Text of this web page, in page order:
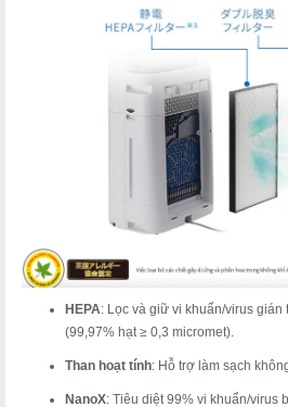
HEPA: Lọc và giữ vi khuẩn/virus gián
(99,97% hạt ≥ 0,3 micromet).
Than hoạt tính: Hỗ trợ làm sạch
NanoX: Tiêu diệt 99% vi khuẩn/virus